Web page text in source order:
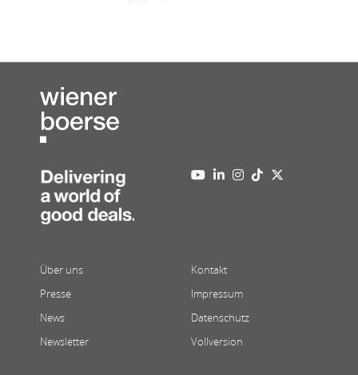
Über uns
Presse
News
Newsletter
Kontakt
Impressum
Datenschutz
Vollversion